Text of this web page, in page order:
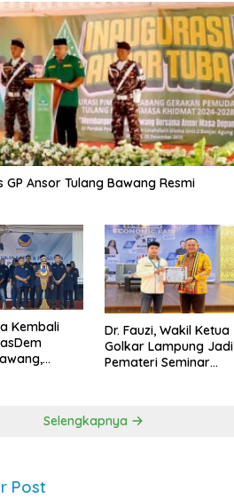
GP Ansor Tulang Bawang Resmi
Kembali
Dr. Fauzi, Wakil Ketua
Golkar Lampung Jadi
Pemateri Seminar
Kebangsaan
Selengkapnya
Post